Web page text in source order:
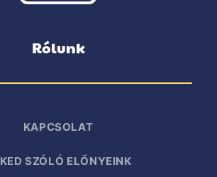
Rólunk
KAPCSOLAT
SZÓLÓ ELŐNYEINK